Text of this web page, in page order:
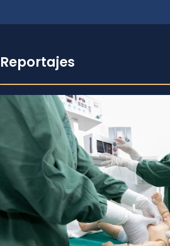
Reportajes